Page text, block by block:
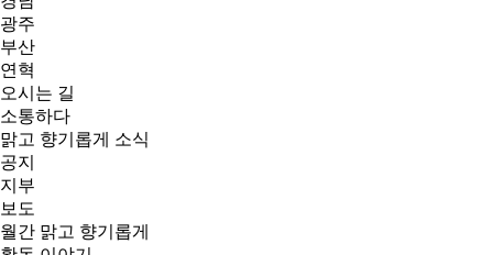
광주
부산
연혁
오시는 길
소통하다
맑고 향기롭게 소식
공지
지부
보도
월간 맑고 향기롭게